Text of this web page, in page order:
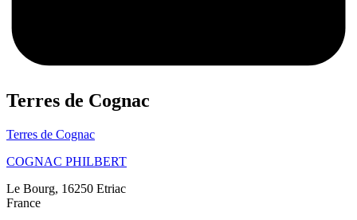
Terres de Cognac
Terres de Cognac
COGNAC PHILBERT
Le Bourg, 16250 Etriac
France